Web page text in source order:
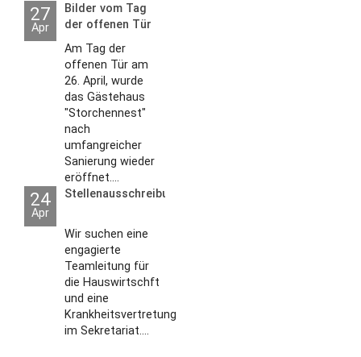
27
Apr
Bilder vom Tag
der offenen Tür
2026
Am Tag der
offenen Tür am
26. April, wurde
das Gästehaus
"Storchennest"
nach
umfangreicher
Sanierung wieder
eröffnet....
24
Apr
Stellenausschreibungen
Wir suchen eine
engagierte
Teamleitung für
die Hauswirtschft
und eine
Krankheitsvertretung
im Sekretariat....